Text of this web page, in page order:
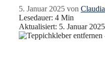
5. Januar 2025 von
Lesedauer: 4 Min
Aktualisiert: 5. Januar